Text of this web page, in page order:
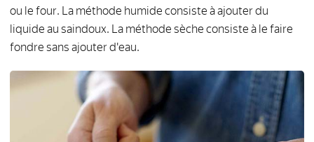
ou le four. La méthode humide consiste à ajouter du
liquide au saindoux. La méthode sèche consiste à le faire
fondre sans ajouter d'eau.